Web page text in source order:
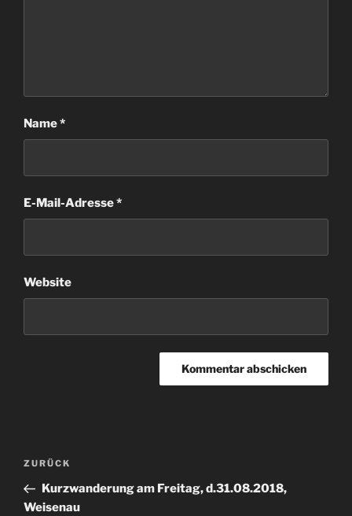
Name*
E-Mail-Adresse*
Website
Beitragsnavigation
Vorheriger
Beitrag
ZURÜCK
Kurzwanderung am Freitag, d.31.08.2018,
Weisenau